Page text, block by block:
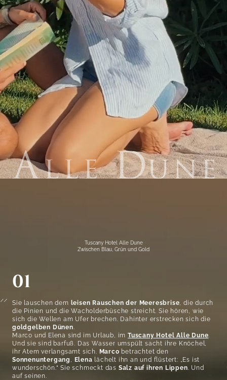
Wein und Genuss
Meer und Thermen
Romantische Dörfer
Sport und Freizeit
Tuscany Hotel Alle Dune
Zwischen Blau, Grün und Gold
01
Sie lauschen dem leisen Rauschen der Meeresbrise , die durch
die Pinien und die Wacholderbüsche streicht. Sie hören, wie
sich die Wellen am Ufer brechen. Dahinter erstrecken sich die
goldgelben Dünen
Marco und Elena sind im Urlaub, im Tuscany Hotel Alle Dune
Und sie sind barfuß. Das Wasser umspült sacht ihre Knöchel,
ihr Atem verlangsamt sich. Marco betrachtet den
Sonnenuntergang
Elena lächelt ihn an und flüstert: „Es ist
wunderschön.“ Sie schmeckt das Salz auf ihren Lippen . Und
auf seinen.